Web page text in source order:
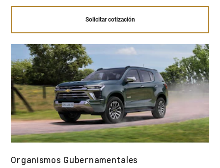
Solicitar cotización
Organismos Gubernamentales